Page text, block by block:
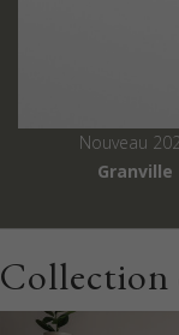
Nouveau
Granville
Collection